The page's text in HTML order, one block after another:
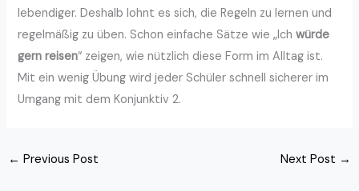
lebendiger. Deshalb lohnt es sich, die Regeln zu lernen und
regelmäßig zu üben. Schon einfache Sätze wie „Ichwürde
gern reisen“ zeigen, wie nützlich diese Form im Alltag ist.
Mit ein wenig Übung wird jeder Schüler schnell sicherer im
Umgang mit dem Konjunktiv 2.
← Previous Post Next Post →